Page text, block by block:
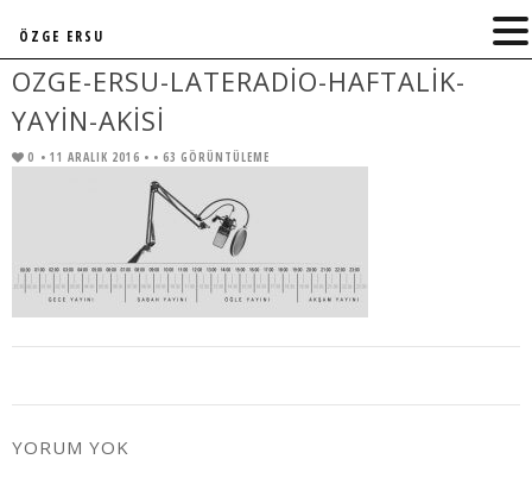
OZGE-ERSU-LATERADIO-HAFTALIK-
YAYIN-AKISI
0 • 11 ARALIK 2016 • • 63 GÖRÜNTÜLEME
YORUM YOK
ÖZGE ERSU